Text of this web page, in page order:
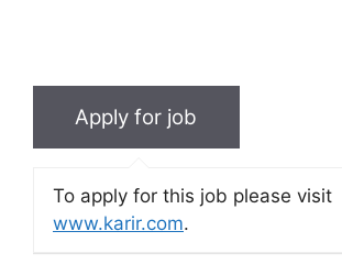
To apply for this job please visit
www.karir.com.